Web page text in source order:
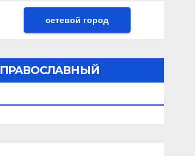
сетевой город
ПРАВОСЛАВНЫЙ